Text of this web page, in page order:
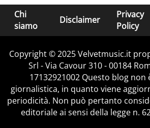
Chi
siamo
Disclaimer
Privacy
Policy
Copyright © 2025 Velvetmusic.it
Srl - Via Cavour 310 - 00184
17132921002 Questo blog non
giornalistica, in quanto viene
periodicità. Non può pertanto
editoriale ai sensi della legge n.